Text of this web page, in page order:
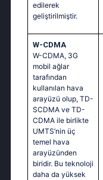
edilerek
geliştirilmiştir.
W-CDMA
W-CDMA, 3G
mobil ağlar
tarafından
kullanılan hava
arayüzü olup, TD-
SCDMA ve TD-
CDMA ile birlikte
UMTS’nin üç
temel hava
arayüzünden
biridir. Bu teknoloji
daha da yüksek